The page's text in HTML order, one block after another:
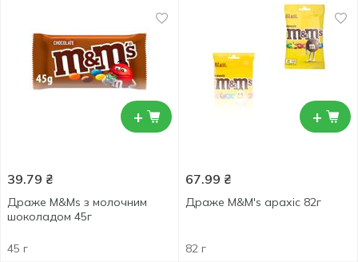
+
39.79 ₴
Драже M&Ms з молочним
шоколадом 45г
45 г
+
67.99 ₴
Драже M&M's арахіс 82г
82 г